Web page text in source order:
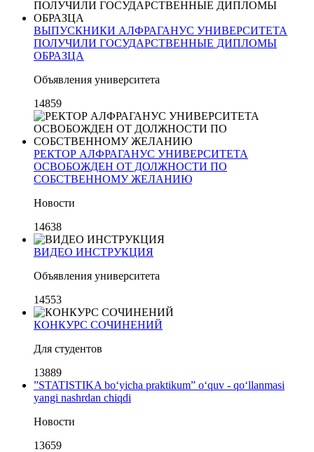
ВЫПУСКНИКИ АЛФРАГАНУС УНИВЕРСИТЕТА
ПОЛУЧИЛИ ГОСУДАРСТВЕННЫЕ ДИПЛОМЫ
ОБРАЗЦА
Объявления университета
14859
РЕКТОР АЛФРАГАНУС УНИВЕРСИТЕТА
ОСВОБОЖДЕН ОТ ДОЛЖНОСТИ ПО
СОБСТВЕННОМУ ЖЕЛАНИЮ
Новости
14638
ВИДЕО ИНСТРУКЦИЯ
Объявления университета
14553
КОНКУРС СОЧИНЕНИЙ
Для студентов
13889
”STATISTIKA bo‘yicha praktikum” o‘quv - qo‘llanmasi
yangi nashrdan chiqdi
Новости
13659